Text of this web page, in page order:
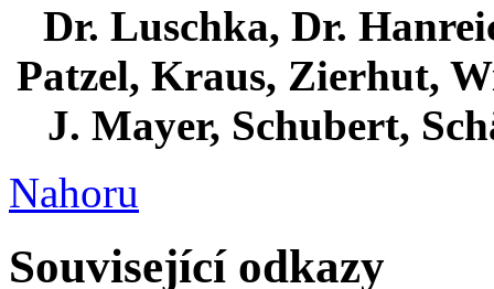
Dr. Luschka, Dr.
Patzel, Kraus, Zierhut,
J. Mayer, Schubert,
Nahoru
Související odkazy